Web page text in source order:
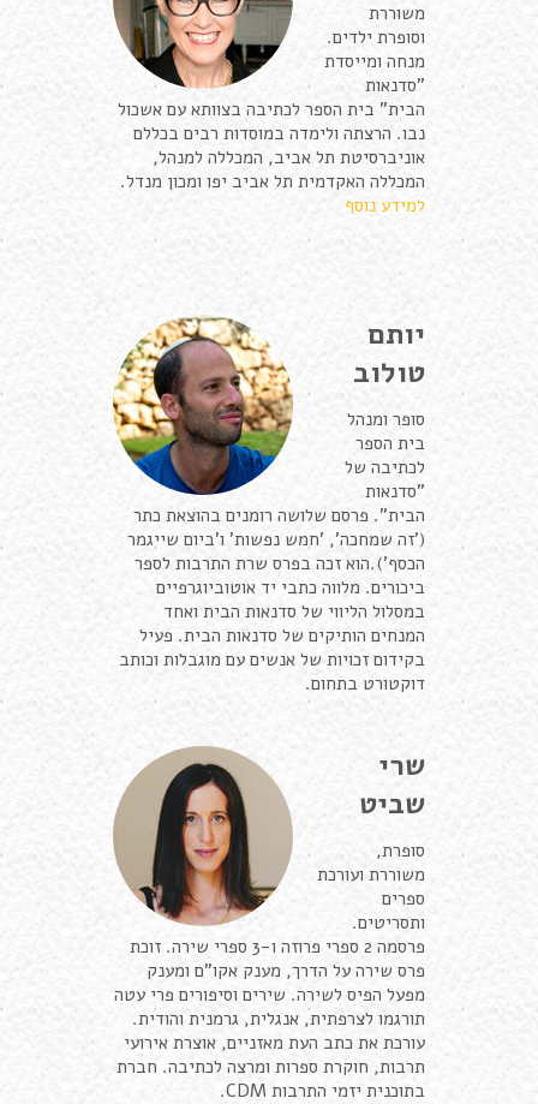
משוררת
וסופרת ילדים.
מנחה ומייסדת
"סדנאות
הבית" בית הספר לכתיבה בצוותא עם אשכול
נבו. הרצתה ולימדה במוסדות רבים בכללם
אוניברסיטת תל אביב, המכללה למנהל,
המכללה האקדמית תל אביב יפו ומכון מנדל.
למידע נוסף
יותם
טולוב
סופר ומנהל
בית הספר
לכתיבה של
"סדנאות
הבית". פרסם שלושה רומנים בהוצאת כתר
('זה שמחכה', 'חמש נפשות' ו'ביום שייגמר
הכסף').הוא זכה בפרס שרת התרבות לספר
ביכורים. מלווה כתבי יד אוטוביוגרפיים
במסלול הליווי של סדנאות הבית ואחד
המנחים הותיקים של סדנאות הבית. פעיל
בקידום זכויות של אנשים עם מוגבלות וכותב
דוקטורט בתחום.
שרי
שביט
סופרת,
משוררת ועורכת
ספרים
ותסריטים.
פרסמה 2 ספרי פרוזה ו-3 ספרי שירה. זוכת
פרס שירה על הדרך, מענק אקו"ם ומענק
מפעל הפיס לשירה. שירים וסיפורים פרי עטה
תורגמו לצרפתית, אנגלית, גרמנית והודית.
עורכת את כתב העת מאזניים, אוצרת אירועי
תרבות, חוקרת ספרות ומרצה לכתיבה. חברת
בתוכנית יזמי התרבות CDM.